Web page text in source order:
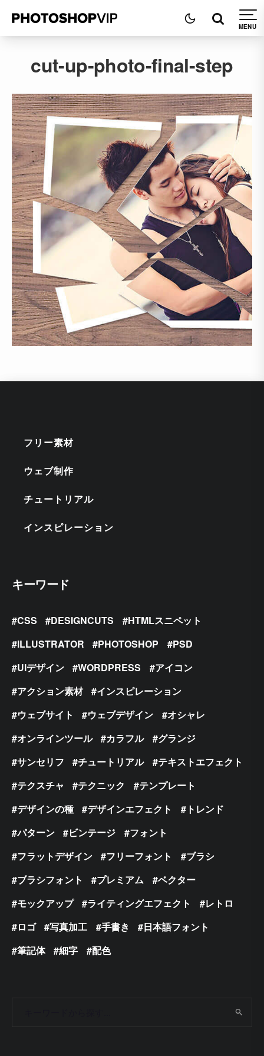
cut-up-photo-final-step
フリー素材
ウェブ制作
チュートリアル
インスピレーション
キーワード
CSS DESIGNCUTS
HTMLスニペット
ILLUSTRATOR
PHOTOSHOP
PSD
UIデザイン
WORDPRESS
アイコン
アクション素材
インスピレーション
ウェブサイト
ウェブデザイン
オシャレ
オンラインツール
カラフル
グランジ
サンセリフ
チュートリアル
テキストエフェクト
テクスチャ
テクニック
テンプレート
デザインの種
デザインエフェクト
トレンド
パターン
ビンテージ
フォント
フラットデザイン
フリーフォント
ブラシ
ブラシフォント
プレミアム
ベクター
モックアップ
ライティングエフェクト
レトロ
ロゴ
写真加工 手書き
日本語フォント
筆記体
細字 配色